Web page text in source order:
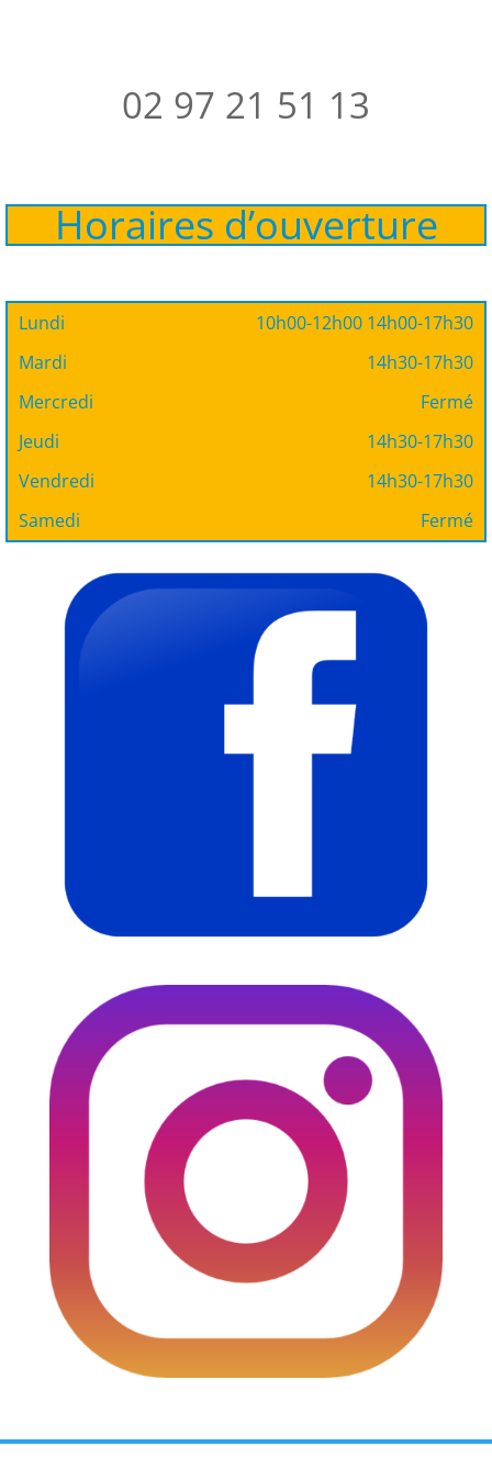
02 97 21 51 13
Horaires d’ouverture
Lundi
10h00-12h00 14h00-17h30
Mardi
14h30-17h30
Mercredi
Fermé
Jeudi
14h30-17h30
Vendredi
14h30-17h30
Samedi
Fermé